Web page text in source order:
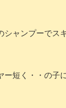
シャンプーでス
ー短く・・の子